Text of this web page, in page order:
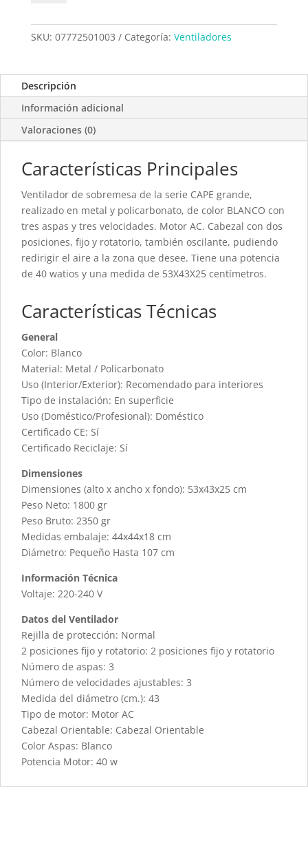
184171001
SKU: 07772501003 Categoría: Ventiladores
Descripción
Información adicional
Valoraciones (0)
Características Principales
Ventilador de sobremesa de la serie CAPE grande,
realizado en metal y policarbonato, de color BLANCO con
tres aspas y tres velocidades. Motor AC. Cabezal con dos
posiciones, fijo y rotatorio, también oscilante, pudiendo
redirigir el aire a la zona que desee. Tiene una potencia
de 40 watios y una medida de 53X43X25 centímetros.
Características Técnicas
General
Color: Blanco
Material: Metal / Policarbonato
Uso (Interior/Exterior): Recomendado para interiores
Tipo de instalación: En superficie
Uso (Doméstico/Profesional): Doméstico
Certificado CE: Sí
Certificado Reciclaje: Sí
Dimensiones
Dimensiones (alto x ancho x fondo): 53x43x25 cm
Peso Neto: 1800 gr
Peso Bruto: 2350 gr
Medidas embalaje: 44x44x18 cm
Diámetro: Pequeño Hasta 107 cm
Información Técnica
Voltaje: 220-240 V
Datos del Ventilador
Rejilla de protección: Normal
2 posiciones fijo y rotatorio: 2 posiciones fijo y rotatorio
Número de aspas: 3
Número de velocidades ajustables: 3
Medida del diámetro (cm.): 43
Tipo de motor: Motor AC
Cabezal Orientable: Cabezal Orientable
Color Aspas: Blanco
Potencia Motor: 40 w